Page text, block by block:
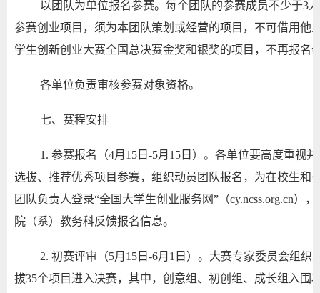
以团队为单位报名参赛。每个团队的参赛成员不少于3
参赛创业项目，须为本团队策划或经营的项目，不可借用他
学生创新创业大赛全国总决赛金奖和银奖的项目，不再报名
各单位负责审核参赛对象资格。
七、赛程安排
1. 参赛报名（4月15日-5月15日）。各单位要高度重视
选拔、推荐优秀项目参赛，组织动员团队报名，为在校生和
团队负责人登录“全国大学生创业服务网”（cy.ncss.org.cn）
院（系）教务科反馈报名信息。
2. 初赛评审（5月15日-6月1日）。大赛专家委员会组
拔35个项目进入决赛，其中，创意组、初创组、成长组入围